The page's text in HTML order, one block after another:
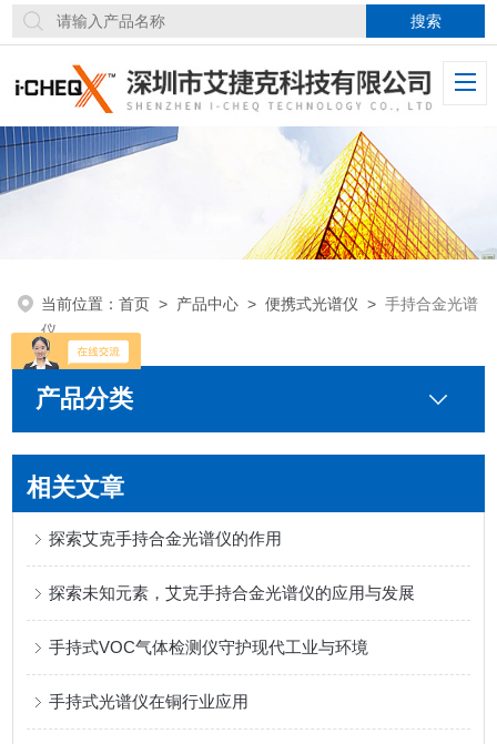
当前位置：首页 > 产品中心 >便携式光谱仪 >手持合金光谱
仪
产品分类
相关文章
探索艾克手持合金光谱仪的作用
探索未知元素，艾克手持合金光谱仪的应用与发展
手持式VOC气体检测仪守护现代工业与环境
手持式光谱仪在铜行业应用